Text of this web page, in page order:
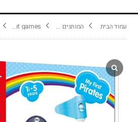
עמוד הבית המותגים שלנו smart games